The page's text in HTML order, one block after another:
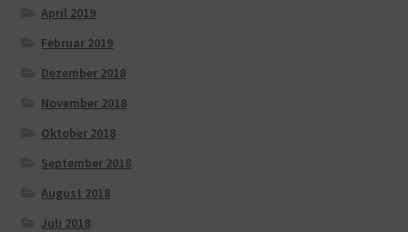
April 2019
Februar 2019
Dezember 2018
November 2018
Oktober 2018
September 2018
August 2018
Juli 2018